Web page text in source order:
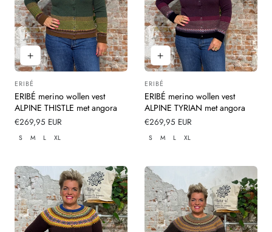
Leverancier:
ERIBÉ
ERIBÉ merino wollen vest
ALPINE THISTLE met angora
Normale
prijs
€269,95 EUR
S M L XL
Leverancier:
ERIBÉ
ERIBÉ merino wollen vest
ALPINE TYRIAN met angora
Normale
prijs
€269,95 EUR
S M L XL